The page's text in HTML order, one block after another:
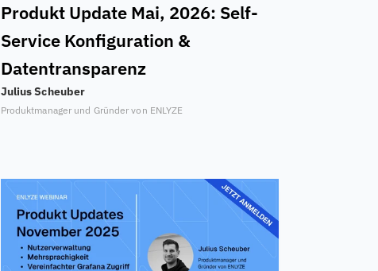
Produkt Update Mai, 2026: Self-
Service Konfiguration &
Datentransparenz
Julius Scheuber
Produktmanager und Gründer von ENLYZE